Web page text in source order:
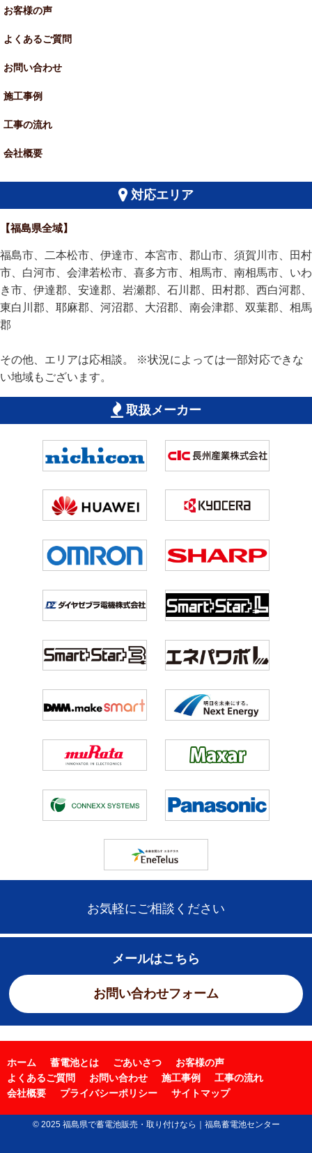
お客様の声
よくあるご質問
お問い合わせ
施工事例
工事の流れ
会社概要
対応エリア
【福島県全域】
福島市、二本松市、伊達市、本宮市、郡山市、須賀川市、田村
市、白河市、会津若松市、喜多方市、相馬市、南相馬市、いわ
き市、伊達郡、安達郡、岩瀬郡、石川郡、田村郡、西白河郡、
東白川郡、耶麻郡、河沼郡、大沼郡、南会津郡、双葉郡、相馬
郡
その他、エリアは応相談。 ※状況によっては一部対応できな
い地域もございます。
取扱メーカー
お気軽にご相談ください
メールはこちら
お問い合わせフォーム
ホーム 蓄電池とは ごあいさつ
お客様の声
よくあるご質問
お問い合わせ 施工事例
工事の流れ
会社概要
プライバシーポリシー サイトマップ
© 2025 福島県で蓄電池販売・取り付けなら｜福島蓄電池センター